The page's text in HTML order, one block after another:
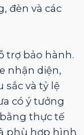
đèn và các
trợ bảo hành.
nhận diện,
sắc và tỷ lệ
có ý tưởng
thực tế
phù hợp hình